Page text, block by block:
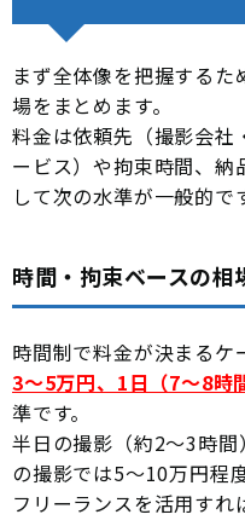
まず全体像を把握する
場をまとめます。
料金は依頼先（撮影会社
ービス）や拘束時間、納
して次の水準が一般的で
時間・拘束ベースの相
時間制で料金が決まるケ
3〜5万円、1日（7〜8時
準です。
半日の撮影（約2〜3時
の撮影では5〜10万円程
フリーランスを活用すれ